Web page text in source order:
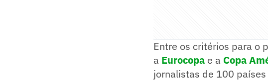
Entre os critérios para o
a Eurocopa e a Copa
jornalistas de 100